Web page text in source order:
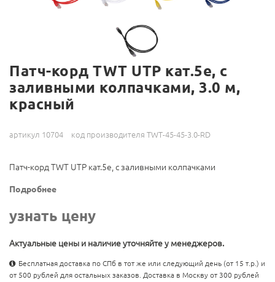
Патч-корд TWT UTP кат.5e, с
заливными колпачками, 3.0 м,
красный
артикул 10704 код производителя TWT-45-45-3.0-RD
Патч-корд TWT UTP кат.5e, с заливными колпачками
Подробнее
узнать цену
Актуальные цены и наличие уточняйте у менеджеров.
Бесплатная доставка по СПб в тот же или следующий день (от 15 т.р.) и
от 500 рублей для остальных заказов. Доставка в Москву от 300 рублей